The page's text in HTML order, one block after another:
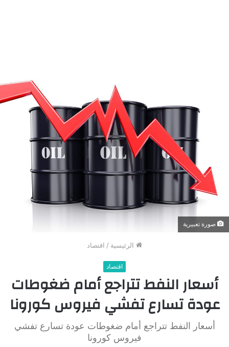
صورة تعبيرية
الرئيسية / اقتصاد
اقتصاد
أسعار النفط تتراجع أمام ضغوطات
عودة تسارع تفشي فيروس كورونا
أسعار النفط تتراجع أمام ضغوطات عودة تسارع تفشي
فيروس كورونا